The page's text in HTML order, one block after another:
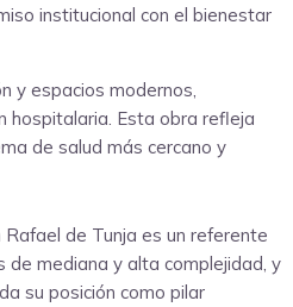
institucional con el bienestar
y espacios modernos,
hospitalaria. Esta obra refleja
de salud más cercano y
de Tunja es un referente
de mediana y alta complejidad, y
su posición como pilar